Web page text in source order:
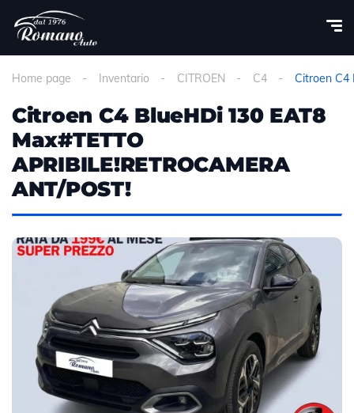
Home page Inventario CITROEN C4 Citroen C4
Citroen C4 BlueHDi 130 EAT8
Max#TETTO
APRIBILE!RETROCAMERA
ANT/POST!